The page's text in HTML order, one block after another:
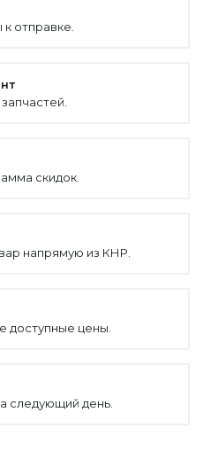
отправке.
скидок.
напрямую из КНР.
доступные цены.
следующий день.